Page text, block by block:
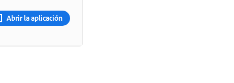
Abrir la aplicación